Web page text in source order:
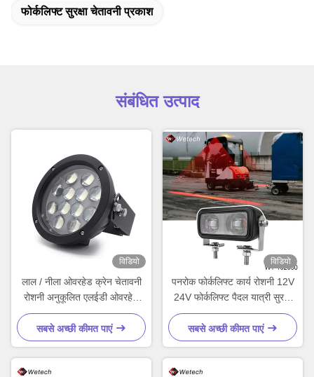
फोर्कलिफ्ट सुरक्षा चेतावनी प्रकाश
संबंधित उत्पाद
विडियो
लाल / नीला ओवरहेड क्रेन चेतावनी
रोशनी अनुकूलित एलईडी ओवरहेड
क्रेन रोशनी
सबसे अच्छी कीमत पाएं
विडियो
पनरोक फोर्कलिफ्ट कार्य रोशनी 12V
24V फोर्कलिफ्ट पैदल यात्री सुरक्षा
रोशनी 30W
सबसे अच्छी कीमत पाएं